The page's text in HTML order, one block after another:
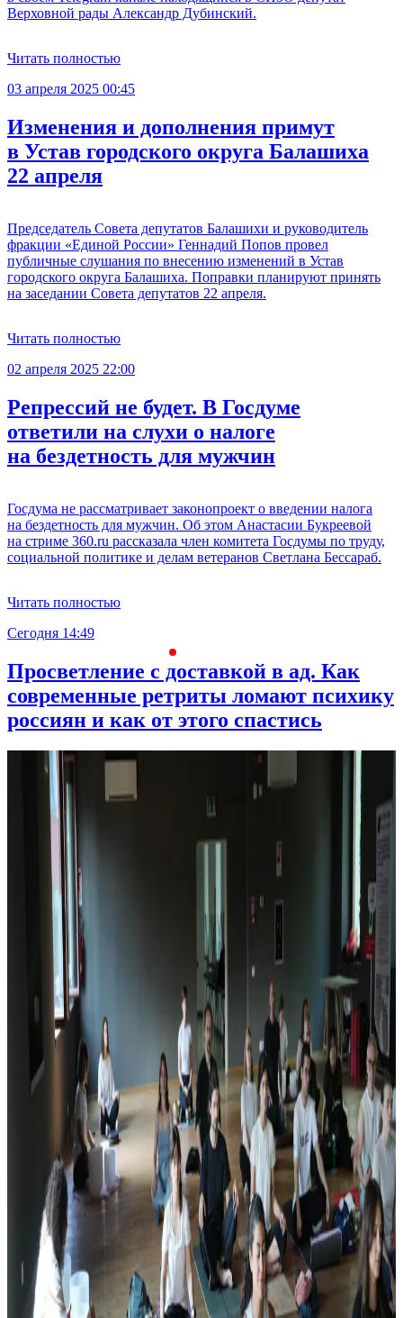
Верховной рады Александр Дубинский.
Читать полностью
03 апреля 2025 00:45
Изменения и дополнения примут
в Устав городского округа Балашиха
22 апреля
Председатель Совета депутатов Балашихи и руководитель
фракции «Единой России» Геннадий Попов провел
публичные слушания по внесению изменений в Устав
городского округа Балашиха. Поправки планируют принять
на заседании Совета депутатов 22 апреля.
Читать полностью
02 апреля 2025 22:00
Репрессий не будет. В Госдуме
ответили на слухи о налоге
на бездетность для мужчин
Госдума не рассматривает законопроект о введении налога
на бездетность для мужчин. Об этом Анастасии Букреевой
на стриме 360.ru рассказала член комитета Госдумы по труду,
социальной политике и делам ветеранов Светлана Бессараб.
Читать полностью
Сегодня 14:49
Просветление с доставкой в ад. Как
современные ретриты ломают психику
россиян и как от этого спастись